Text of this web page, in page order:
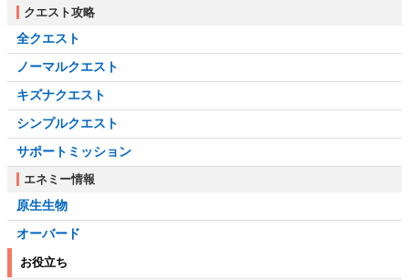
クエスト攻略
全クエスト
ノーマルクエスト
キズナクエスト
シンプルクエスト
サポートミッション
エネミー情報
原生生物
オーバード
お役立ち